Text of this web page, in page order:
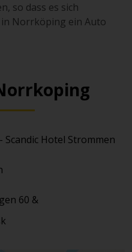
so dass es sich
Norrköping ein Auto
Hotel Strommen
60 &